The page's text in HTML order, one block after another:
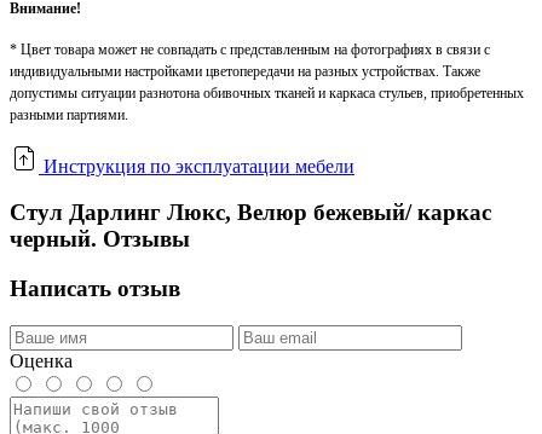
Внимание!
* Цвет товара может не совпадать с представленным на фотографиях в связи с
индивидуальными настройками цветопередачи на разных устройствах. Также
допустимы ситуации разнотона обивочных тканей и каркаса стульев, приобретенных
разными партиями.
Инструкция по эксплуатации мебели
Стул Дарлинг Люкс, Велюр бежевый/ каркас
черный. Отзывы
Написать отзыв
Оценка